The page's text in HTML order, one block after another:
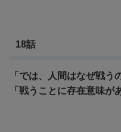
18話
「では、人間はなぜ戦う
「戦うことに存在意味が